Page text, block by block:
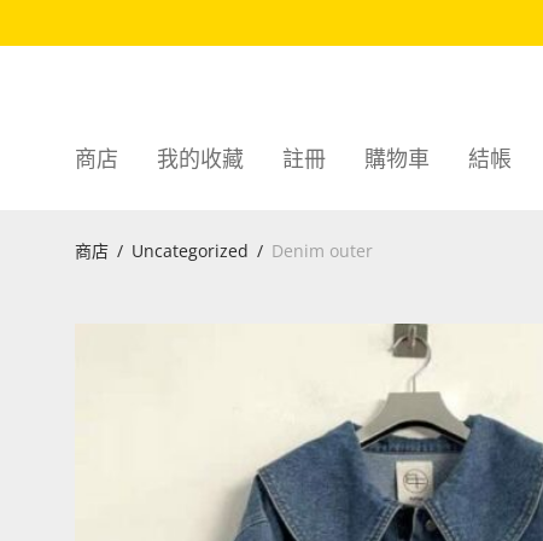
商店 我的收藏 註冊 購物車 結帳
商店 / Uncategorized / Denim outer